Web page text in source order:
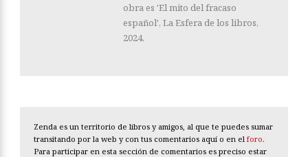
obra es 'El mito del fracaso
español', La Esfera de los libros,
2024.
Zenda es un territorio de libros y amigos, al que te puedes sumar
transitando por la web y con tus comentarios aquí o en el foro.
Para participar en esta sección de comentarios es preciso estar